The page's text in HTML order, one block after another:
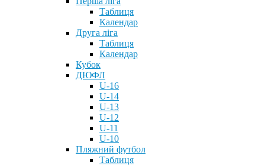
Таблиця
Календар
Друга ліга
Таблиця
Календар
Кубок
ДЮФЛ
U-16
U-14
U-13
U-12
U-11
U-10
Пляжний футбол
Таблиця